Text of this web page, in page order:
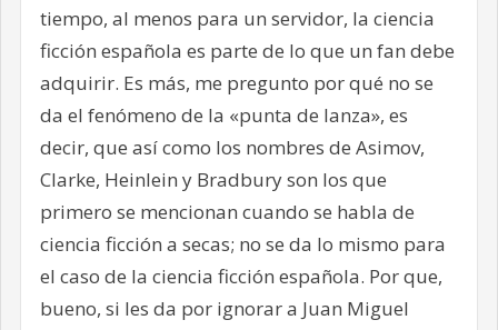
tiempo, al menos para un servidor, la ciencia
ficción española es parte de lo que un fan debe
adquirir. Es más, me pregunto por qué no se
da el fenómeno de la «punta de lanza», es
decir, que así como los nombres de Asimov,
Clarke, Heinlein y Bradbury son los que
primero se mencionan cuando se habla de
ciencia ficción a secas; no se da lo mismo para
el caso de la ciencia ficción española. Por que,
bueno, si les da por ignorar a Juan Miguel